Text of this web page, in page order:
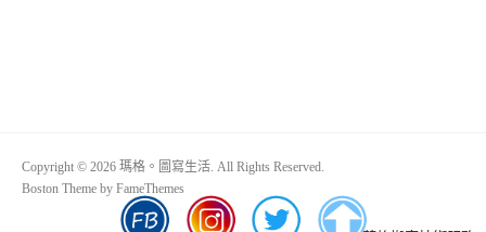
Copyright © 2026 瑪格。圖寫生活. All Rights Reserved.
Boston Theme by FameThemes